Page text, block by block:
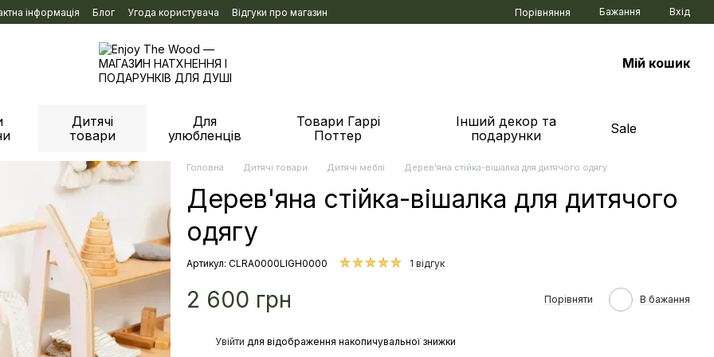
інформація Блог Угода користувача Відгуки про магазин Порівняння Бажання Вхід
Мій кошик
Дитячі
товари
Для
улюбленців
Товари Гаррі
Поттер
Інший декор та
подарунки
Sale
Головна Дитячі товари Дитячі меблі Дерев'яна стійка-вішалка для дитячого одягу
Дерев'яна стійка-вішалка для дитячого
одягу
Артикул: CLRA0000LIGH0000 1 відгук
2 600 грн Порівняти В бажання
Увійти для відображення накопичувальної знижки